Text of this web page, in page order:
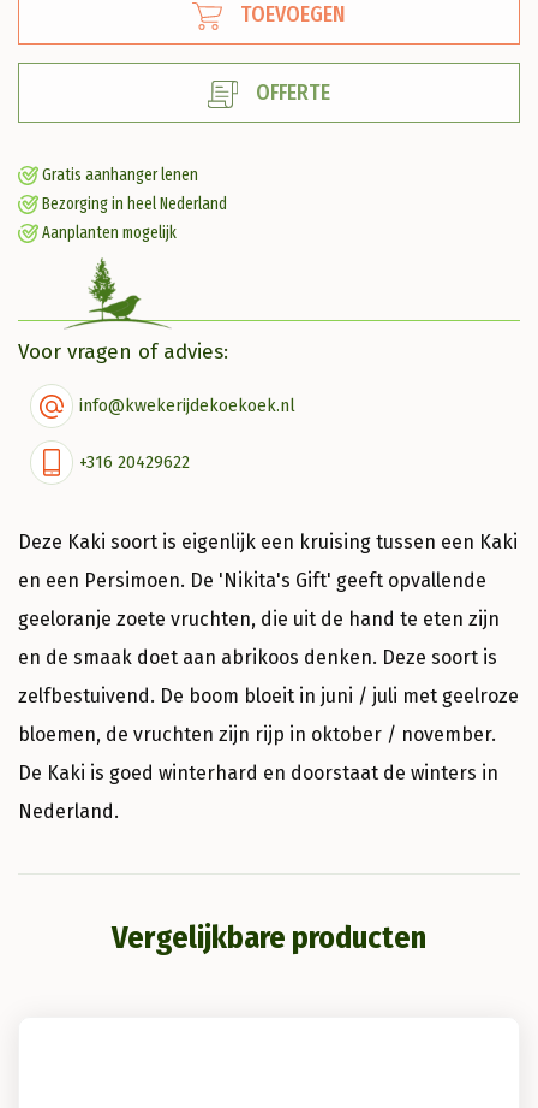
aantal
TOEVOEGEN
OFFERTE
Gratis aanhanger lenen
Bezorging in heel Nederland
Aanplanten mogelijk
Voor vragen of advies:
info@kwekerijdekoekoek.nl
+316 20429622
Deze Kaki soort is eigenlijk een kruising tussen een Kaki
en een Persimoen. De 'Nikita's Gift' geeft opvallende
geeloranje zoete vruchten, die uit de hand te eten zijn
en de smaak doet aan abrikoos denken. Deze soort is
zelfbestuivend. De boom bloeit in juni / juli met geelroze
bloemen, de vruchten zijn rijp in oktober / november.
De Kaki is goed winterhard en doorstaat de winters in
Nederland.
Vergelijkbare producten